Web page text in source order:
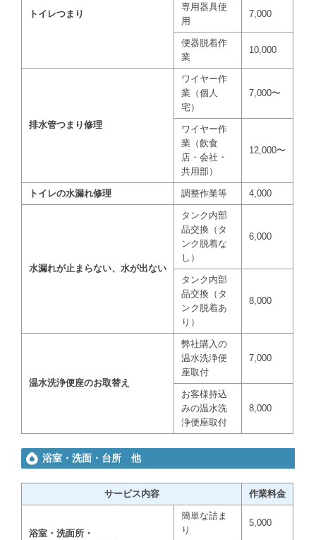
トイレつまり
専用器具使
用
7,000
便器脱着作
業
10,000
排水管つまり修理
ワイヤー作
業（個人
宅）
7,000〜
ワイヤー作
業（飲食
店・会社・
共用部）
12,000〜
トイレの水漏れ修理 調整作業等 4,000
水漏れが止まらない、水が出ない
タンク内部
品交換（タ
ンク脱着な
し）
6,000
タンク内部
品交換（タ
ンク脱着あ
り）
8,000
温水洗浄便座のお取替え
弊社購入の
温水洗浄便
座取付
7,000
お客様持込
みの温水洗
浄便座取付
8,000
浴室・洗面・台所 他
サービス内容 作業料金
浴室・洗面所・
簡単な詰ま
り
5,000